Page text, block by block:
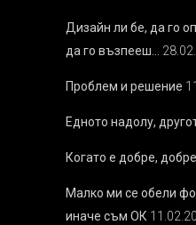
Дизайн ли бе, да го
да го възпееш…
Проблем и решение
Едното надолу,
Когато е добре,
Малко ми се обели
иначе съм ОК